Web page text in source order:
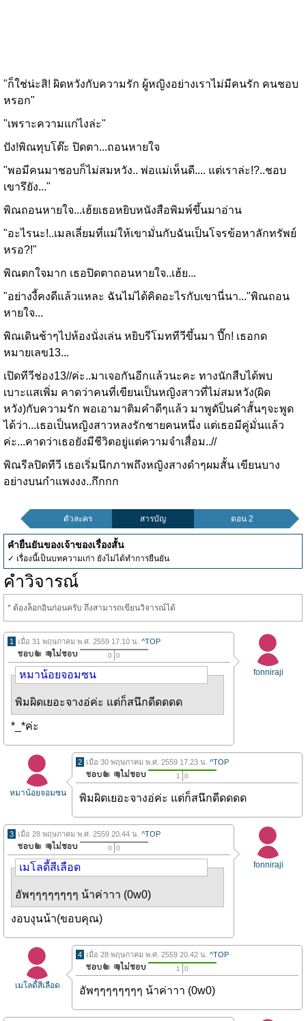
"ก็ใช่น่ะสิ! ผิดหวังกับความรัก ผู้หญิงอย่างเราไม่มีคนรัก คนชอบ
หรอก"
"เพราะความแก่ไงล่ะ"
ปัง!พิณทุบโต๊ะ ปิดตา...ถอนหายใจ
"พอมีคนมาชอบก็ไม่สมหวัง.. พ่อแม่เห็นดี.... แต่เราล่ะ!?..ชอบ
เขารึยัง..."
พิณถอนหายใจ...เฮ้ยเธอหยิบหนังสือพิมพ์ขึ้นมาอ่าน
"อะไรนะ!..เมลเลี่ยมที่แม่ให้เขามั่นกับฉันเป็นโจรข้อหาลักทรัพย์
หรอ?!"
พิณตกใจมาก เธอปิดตาถอนหายใจ..เฮ้ย...
"อย่างงี้คงดีแล้วแหละ ฉันไม่ได้คิดอะไรกับเขานี่นา..."พิณถอน
หายใจ...
พิณเดินช้าๆไปห้องนั่งเล่น หยิบรีโมททีวีขึ้นมา ปึ๊ก! เธอกด
หมายเลข13...
เปิดทีวีช่อง13//ค่ะ..มาเจอกันอีกแล้วนะคะ ทางนักสืบได้พบ
เบาะแสเพิ่ม คาดว่าคนที่เขียนเป็นหญิงสาวที่ไม่สมหวัง(ผิด
หวัง)กับความรัก พอเอามาติมคำดีๆแล้ว มาพูดัป็นคำสั้นๆจะพูด
ได้ว่า...เธอเป็นหญิงสาวหลงรักชายคนหนึ่ง แต่เธอมีคู่มั่นแล้ว
ค่ะ...คาดว่าเธอยังมีชีวิตอยู่แต่ความจำเสื่อม..//
พิณรีลปิดทีวี เธอเริ่มนึกภาพถึงหญิงสางดำๆผมสั้น เขียนบาง
อย่างบนกำแพงงง..กึกกก
ตัวละคร สารบัญ ตอน 2
คำยืนยันของเจ้าของเรื่องสั้น
✓ เรื่องนี้เป็นบทความเก่า ยังไม่ได้ทำการยืนยัน
คำวิจารณ์
* ต้องล็อกอินก่อนครับ ถึงสามารถเขียนวิจารณ์ได้
fonniraji
1 เมื่อ 31 พฤษภาคม พ.ศ. 2559 17.10 น. ^TOP
0 0
หมาน้อยจอมซน
พิมผิดเยอะจางอ่ค่ะ แต่ก็สนึกดีดดดด
*_*ค่ะ
หมาน้อยจอมซน
2 เมื่อ 30 พฤษภาคม พ.ศ. 2559 17.23 น. ^TOP
1 0
พิมผิดเยอะจางอ่ค่ะ แต่ก็สนึกดีดดดด
fonniraji
3 เมื่อ 28 พฤษภาคม พ.ศ. 2559 20.44 น. ^TOP
0 0
เมโลดี้สีเลือด
อัพๆๆๆๆๆๆๆๆ น้าค่าาา (0w0)
งอบงุนน้า(ขอบคุณ)
เมโลดี้สีเลือด
4 เมื่อ 28 พฤษภาคม พ.ศ. 2559 20.42 น. ^TOP
1 0
อัพๆๆๆๆๆๆๆๆ น้าค่าาา (0w0)